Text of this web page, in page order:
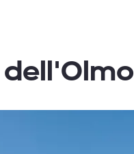
dell'Olmo